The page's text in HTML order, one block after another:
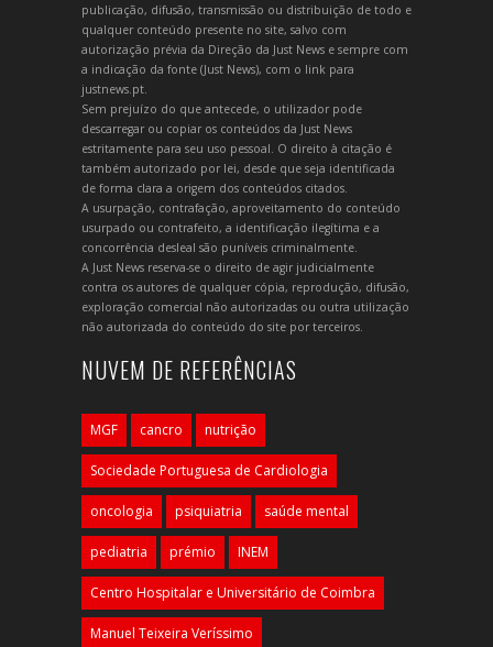
publicação, difusão, transmissão ou distribuição de todo e
qualquer conteúdo presente no site, salvo com
autorização prévia da Direção da Just News e sempre com
a indicação da fonte (Just News), com o link para
justnews.pt.
Sem prejuízo do que antecede, o utilizador pode
descarregar ou copiar os conteúdos da Just News
estritamente para seu uso pessoal. O direito à citação é
também autorizado por lei, desde que seja identificada
de forma clara a origem dos conteúdos citados.
A usurpação, contrafação, aproveitamento do conteúdo
usurpado ou contrafeito, a identificação ilegítima e a
concorrência desleal são puníveis criminalmente.
A Just News reserva-se o direito de agir judicialmente
contra os autores de qualquer cópia, reprodução, difusão,
exploração comercial não autorizadas ou outra utilização
não autorizada do conteúdo do site por terceiros.
NUVEM DE REFERÊNCIAS
MGF cancro nutrição
Sociedade Portuguesa de Cardiologia
oncologia psiquiatria saúde mental
pediatria prémio INEM
Centro Hospitalar e Universitário de Coimbra
Manuel Teixeira Veríssimo